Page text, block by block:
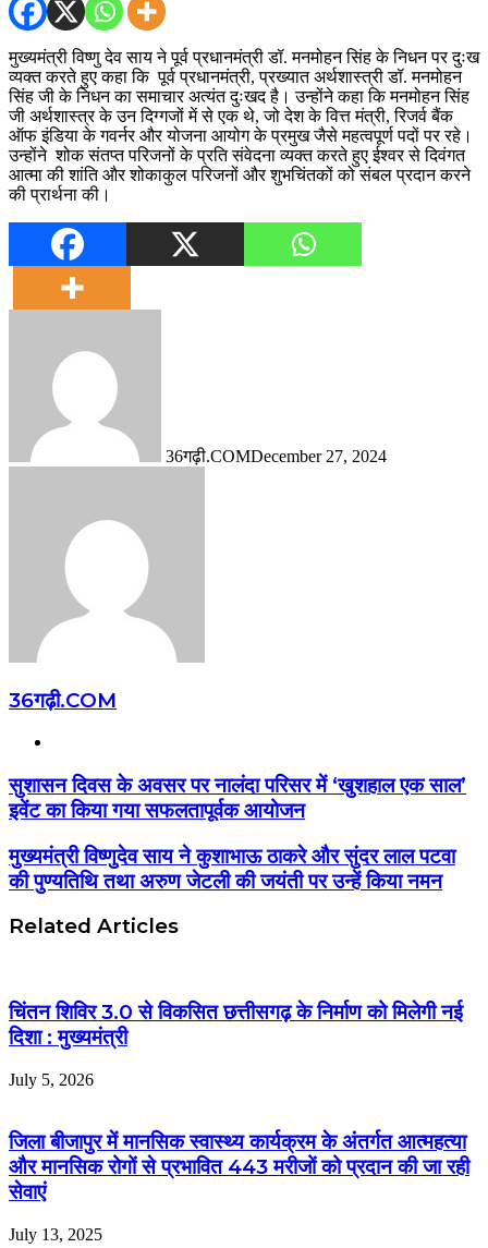
मुख्यमंत्री विष्णु देव साय ने पूर्व प्रधानमंत्री डॉ. मनमोहन सिंह के निधन पर दुःख
व्यक्त करते हुए कहा कि पूर्व प्रधानमंत्री, प्रख्यात अर्थशास्त्री डॉ. मनमोहन
सिंह जी के निधन का समाचार अत्यंत दुःखद है। उन्होंने कहा कि मनमोहन सिंह
जी अर्थशास्त्र के उन दिग्गजों में से एक थे, जो देश के वित्त मंत्री, रिजर्व बैंक
ऑफ इंडिया के गवर्नर और योजना आयोग के प्रमुख जैसे महत्वपूर्ण पदों पर रहे।
उन्होंने शोक संतप्त परिजनों के प्रति संवेदना व्यक्त करते हुए ईश्वर से दिवंगत
आत्मा की शांति और शोकाकुल परिजनों और शुभचिंतकों को संबल प्रदान करने
की प्रार्थना की।
36गढ़ी.COMDecember 27, 2024
36गढ़ी.COM
सुशासन दिवस के अवसर पर नालंदा परिसर में ‘खुशहाल एक साल’
इवेंट का किया गया सफलतापूर्वक आयोजन
मुख्यमंत्री विष्णुदेव साय ने कुशाभाऊ ठाकरे और सुंदर लाल पटवा
की पुण्यतिथि तथा अरुण जेटली की जयंती पर उन्हें किया नमन
Related Articles
चिंतन शिविर 3.0 से विकसित छत्तीसगढ़ के निर्माण को मिलेगी नई
दिशा : मुख्यमंत्री
July 5, 2026
जिला बीजापुर में मानसिक स्वास्थ्य कार्यक्रम के अंतर्गत आत्महत्या
और मानसिक रोगों से प्रभावित 443 मरीजों को प्रदान की जा रही
सेवाएं
July 13, 2025